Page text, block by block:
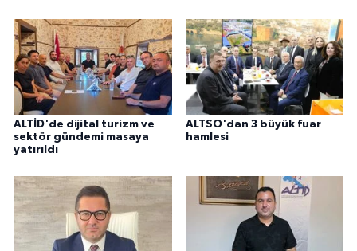
ALTİD'de dijital turizm ve
sektör gündemi masaya
yatırıldı
ALTSO'dan 3 büyük fuar
hamlesi